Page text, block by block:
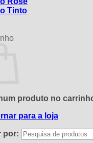
Tinto
produto no
para a loja
por: